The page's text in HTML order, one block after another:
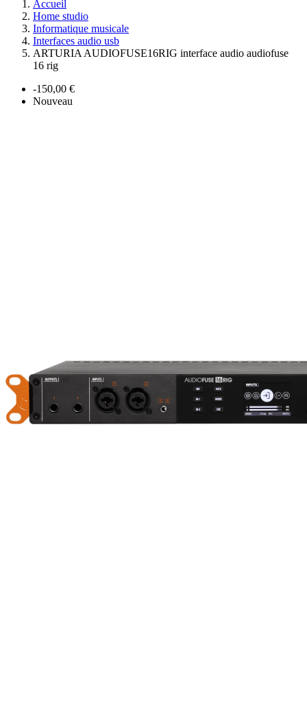
Accueil
Home studio
Informatique musicale
Interfaces audio usb
ARTURIA AUDIOFUSE16RIG interface audio audiofuse
16 rig
-150,00 €
Nouveau